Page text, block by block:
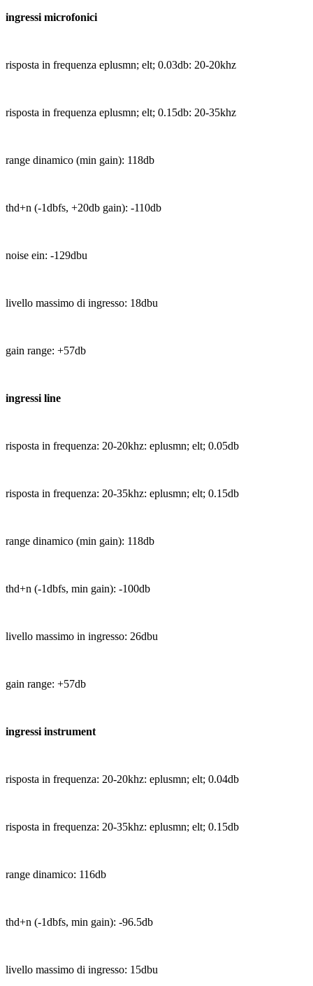
ingressi microfonici
risposta in frequenza eplusmn; elt; 0.03db: 20-20khz
risposta in frequenza eplusmn; elt; 0.15db: 20-35khz
range dinamico (min gain): 118db
thd+n (-1dbfs, +20db gain): -110db
noise ein: -129dbu
livello massimo di ingresso: 18dbu
gain range: +57db
ingressi line
risposta in frequenza: 20-20khz: eplusmn; elt; 0.05db
risposta in frequenza: 20-35khz: eplusmn; elt; 0.15db
range dinamico (min gain): 118db
thd+n (-1dbfs, min gain): -100db
livello massimo in ingresso: 26dbu
gain range: +57db
ingressi instrument
risposta in frequenza: 20-20khz: eplusmn; elt; 0.04db
risposta in frequenza: 20-35khz: eplusmn; elt; 0.15db
range dinamico: 116db
thd+n (-1dbfs, min gain): -96.5db
livello massimo di ingresso: 15dbu